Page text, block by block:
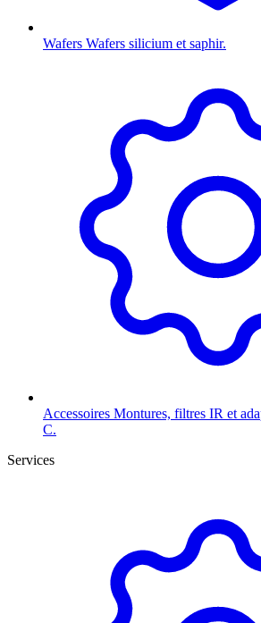
Wafers Wafers silicium et saphir.
Accessoires Montures, filtres IR et
C.
Services